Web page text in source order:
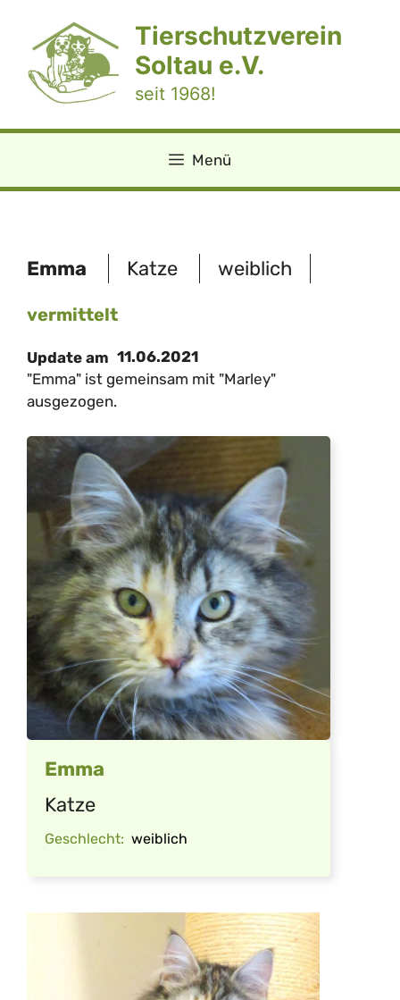
springen
Tierschutzverein
Soltau e.V.
seit 1968!
Menü
Emma Katze weiblich
vermittelt
Update am 11.06.2021
"Emma" ist gemeinsam mit "Marley"
ausgezogen.
Emma
Katze
Geschlecht: weiblich